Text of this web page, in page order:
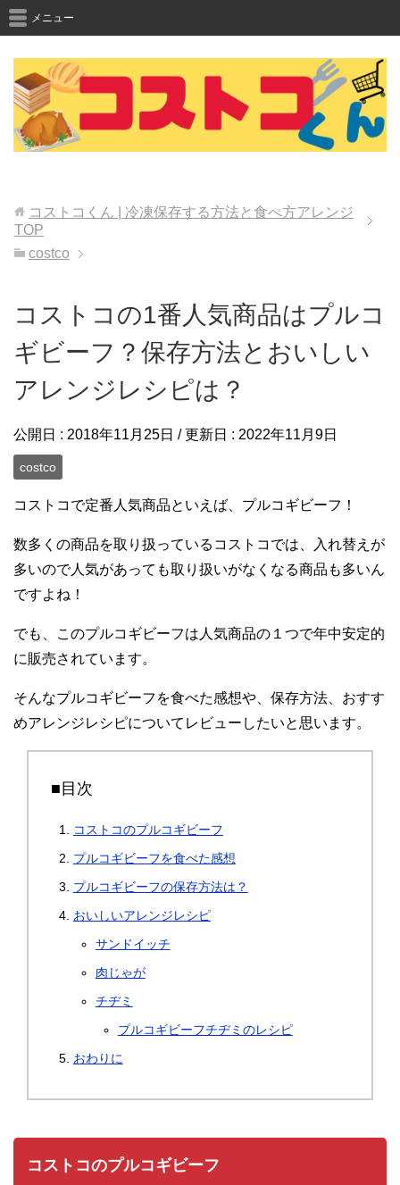
メニュー
コストコくん | 冷凍保存する方法と食べ方アレンジ
TOP
costco
コストコの1番人気商品はプルコ
ギビーフ？保存方法とおいしい
アレンジレシピは？
公開日 : 2018年11月25日 / 更新日 : 2022年11月9日
costco
コストコで定番人気商品といえば、プルコギビーフ！
数多くの商品を取り扱っているコストコでは、入れ替えが
多いので人気があっても取り扱いがなくなる商品も多いん
ですよね！
でも、このプルコギビーフは人気商品の１つで年中安定的
に販売されています。
そんなプルコギビーフを食べた感想や、保存方法、おすす
めアレンジレシピについてレビューしたいと思います。
■目次
コストコのプルコギビーフ
プルコギビーフを食べた感想
プルコギビーフの保存方法は？
おいしいアレンジレシピ
サンドイッチ
肉じゃが
チヂミ
プルコギビーフチヂミのレシピ
おわりに
コストコのプルコギビーフ